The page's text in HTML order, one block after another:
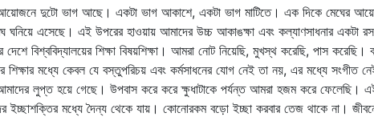
দুটো ভাগ আছে। একটা ভাগ আকাশে, একটা ভাগ মাটিতে। এক দিকে মেঘের
ঘনিয়ে এসেছে। এই উপরের হাওয়ায় আমাদের উচ্চ আকাঙক্ষা এবং কল্যাণসাধনার একটা
বিশ্ববিদ্যালয়ের শিক্ষা বিষয়শিক্ষা। আমরা নোট নিয়েছি, মুখস্থ করেছি, পাস
শিক্ষার মধ্যে কেবল যে বস্তুপরিচয় এবং কর্মসাধনের যোগ নেই তা নয়, এর মধ্যে
লুপ্ত হয়ে গেছে। উপবাস করে করে ক্ষুধাটাকে পর্যন্ত আমরা হজম করে ফেলেছি।
ইচ্ছাশক্তির মধ্যে দৈন্য থেকে যায়। কোনোরকম বড়ো ইচ্ছা করবার তেজ থাকে না।